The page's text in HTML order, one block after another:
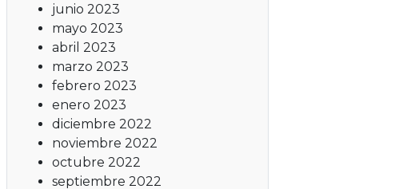
junio 2023
mayo 2023
abril 2023
marzo 2023
febrero 2023
enero 2023
diciembre 2022
noviembre 2022
octubre 2022
septiembre 2022